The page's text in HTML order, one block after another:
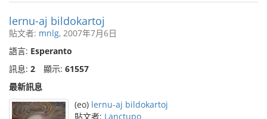
lernu-aj bildokartoj
貼文者: mnlg, 2007年7月6日
語言: Esperanto
訊息: 2 顯示: 61557
最新訊息
(eo) lernu-aj bildokartoj
貼文者: Lanctupo